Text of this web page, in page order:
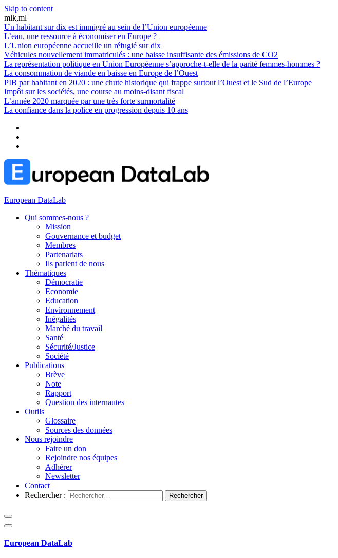
Skip to content
mlk,ml
Un habitant sur dix est immigré au sein de l’Union européenne
L’eau, une ressource à économiser en Europe ?
L’Union européenne accueille un réfugié sur dix
Véhicules nouvellement immatriculés : une baisse insuffisante des émissions de CO2
La représentation politique en Union Européenne s’approche-t-elle de la parité femmes-hommes ?
La consommation de viande en baisse en Europe de l’Ouest
PIB par habitant en 2020 : une chute historique qui frappe surtout l’Ouest et le Sud de l’Europe
Impôt sur les sociétés, une course au moins-disant fiscal
L’année 2020 marquée par une très forte surmortalité
La confiance dans la police en progression depuis 10 ans
European DataLab
Qui sommes-nous ?
Mission
Gouvernance et budget
Membres
Partenariats
Ils parlent de nous
Thématiques
Démocratie
Economie
Education
Environnement
Inégalités
Marché du travail
Santé
Sécurité/Justice
Société
Publications
Brève
Note
Rapport
Question des internautes
Outils
Glossaire
Sources des données
Nous rejoindre
Faire un don
Rejoindre nos équipes
Adhérer
Newsletter
Contact
Rechercher :
European DataLab